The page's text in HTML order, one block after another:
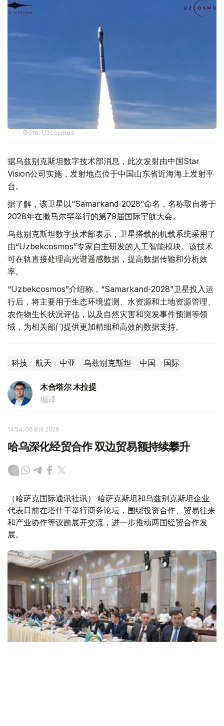
Фото: Uzcosmos
据乌兹别克斯坦数字技术部消息，此次发射由中国Star
Vision公司实施，发射地点位于中国山东省近海海上发射平
台。
据了解，该卫星以“Samarkand-2028”命名，名称取自将于
2028年在撒马尔罕举行的第79届国际宇航大会。
乌兹别克斯坦数字技术部表示，卫星搭载的机载系统采用了
由“Uzbekcosmos”专家自主研发的人工智能模块。该技术
可在轨直接处理高光谱遥感数据，提高数据传输和分析效
率。
“Uzbekcosmos”介绍称，“Samarkand-2028”卫星投入运
行后，将主要用于生态环境监测、水资源和土地资源管理、
农作物生长状况评估，以及自然灾害和突发事件预测等领
域，为相关部门提供更加精细和高效的数据支持。
科技 航天 中亚 乌兹别克斯坦 中国 国际
木合塔尔 木拉提
编译
14:54, 06 8月 2026
哈乌深化经贸合作 双边贸易额持续攀升
（哈萨克国际通讯社讯） 哈萨克斯坦和乌兹别克斯坦企业
代表日前在塔什干举行商务论坛，围绕投资合作、贸易往来
和产业协作等议题展开交流，进一步推动两国经贸合作发
展。